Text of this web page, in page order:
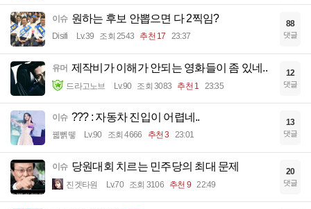
이슈 원하는 후보 안뽑으면 다 2찍임?
Disifi Lv.39 조회 2543 추천 17 23:37
88
댓글
유머 제작비가 이해가 안되는 영화들이 좀 있네..
드라고노브 Lv.90 조회 3083 추천 1 23:35
12
댓글
이슈 ??? : 자동차 진입이 어렵네..
꿻뻵뗗 Lv.90 조회 4666 추천 3 23:01
13
댓글
이슈 당원대회 치르는 민주당의 최대 문제
진겟타원 Lv.70 조회 3106 추천 9 22:49
20
댓글